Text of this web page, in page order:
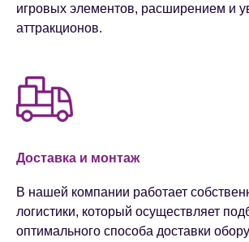
игровых элементов, расширением и
аттракционов.
Доставка и монтаж
В нашей компании работает
логистики, который осуществляет
оптимального способа доставки